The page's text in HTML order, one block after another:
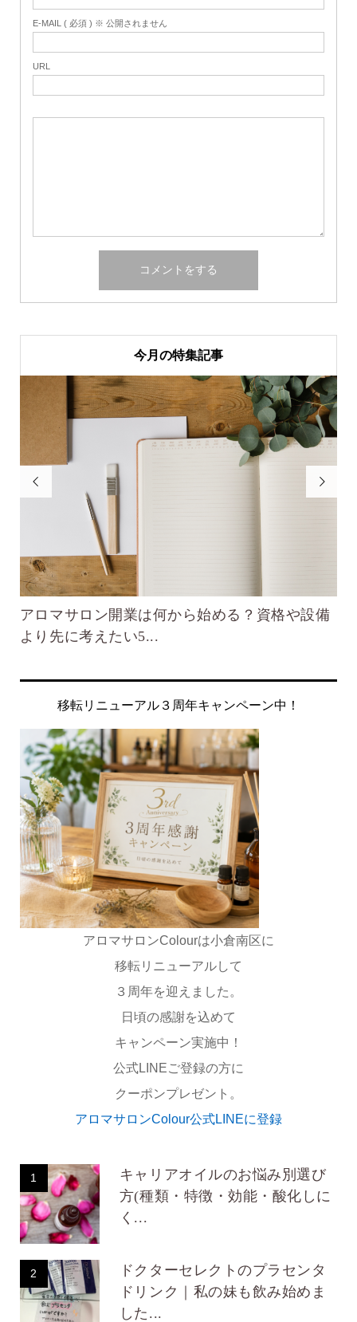
E-MAIL ( 必須 ) ※ 公開されません
URL
今月の特集記事

格や設備 不眠を解消するのに役立つ香り｜薬に頼
自然な快眠ルーティ...

移転リニューアル３周年キャンペーン中！
アロマサロンColourは小倉南区に
移転リニューアルして
３周年を迎えました。
日頃の感謝を込めて
キャンペーン実施中！
公式LINEご登録の方に
クーポンプレゼント。
アロマサロンColour公式LINEに登録
1
キャリアオイルのお悩み別選び
方(種類・特徴・効能・酸化しに
く...
2
ドクターセレクトのプラセンタ
ドリンク｜私の妹も飲み始めま
した...